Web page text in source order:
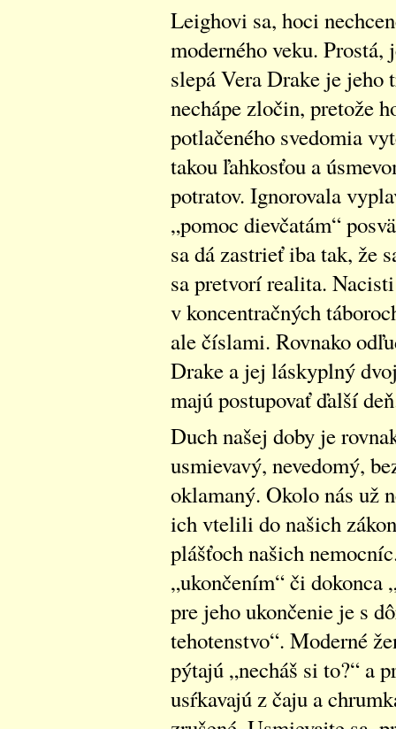
Leighovi sa, hoci
moderného veku.
slepá Vera Drake je
nechápe zločin, pretože
potlačeného svedomia
takou ľahkosťou a
potratov. Ignorovala
„pomoc dievčatám“
sa dá zastrieť iba tak, že
sa pretvorí realita.
v koncentračných
ale číslami. Rovnako
Drake a jej láskyplný
majú postupovať ďalší
Duch našej doby je
usmievavý, nevedomý,
oklamaný. Okolo nás už
ich vtelili do našich
plášťoch našich
„ukončením“ či dokonca
pre jeho ukončenie je s
tehotenstvo“. Moderné
pýtajú „necháš si to?“ a
usŕkavajú z čaju a